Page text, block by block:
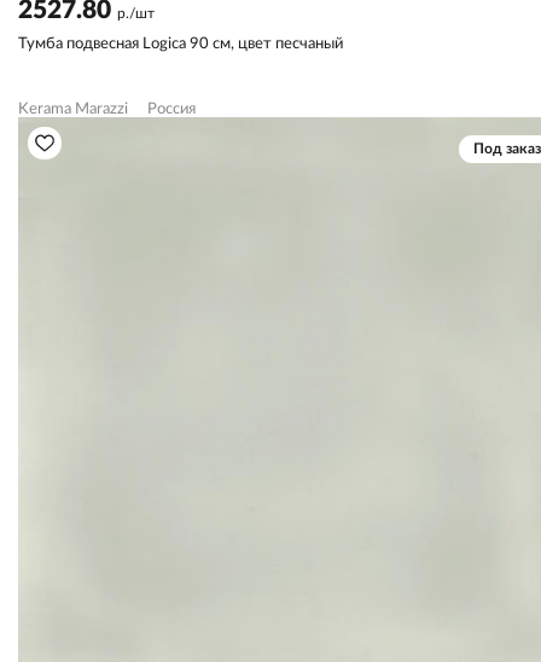
2527.80 р./шт
Тумба подвесная Logica 90 см, цвет песчаный
Kerama Marazzi Россия
Под заказ